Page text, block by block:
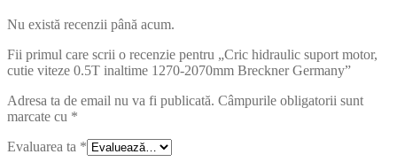
Nu există recenzii până acum.
Fii primul care scrii o recenzie pentru „Cric hidraulic suport motor,
cutie viteze 0.5T inaltime 1270-2070mm Breckner Germany”
Adresa ta de email nu va fi publicată. Câmpurile obligatorii sunt
marcate cu *
Evaluarea ta *